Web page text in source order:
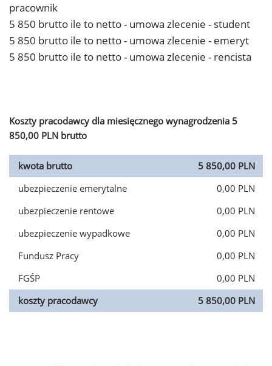
pracownik
5 850 brutto ile to netto - umowa zlecenie - student
5 850 brutto ile to netto - umowa zlecenie - emeryt
5 850 brutto ile to netto - umowa zlecenie - rencista
Koszty pracodawcy dla miesięcznego wynagrodzenia 5
850,00 PLN brutto
kwota brutto
5 850,00 PLN
ubezpieczenie emerytalne
0,00 PLN
ubezpieczenie rentowe
0,00 PLN
ubezpieczenie wypadkowe
0,00 PLN
Fundusz Pracy
0,00 PLN
FGŚP
0,00 PLN
koszty pracodawcy
5 850,00 PLN